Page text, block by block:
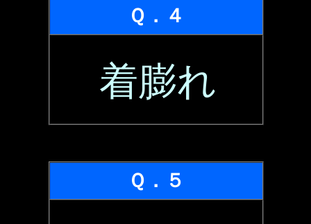
Ｑ．４
着膨れ
Ｑ．５